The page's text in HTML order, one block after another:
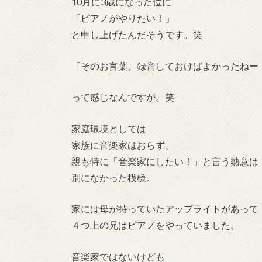
「ピアノがやりたい！」
と申し上げたんだそうです。笑
「そのお言葉、録音しておけばよかったねー
って感じなんですが。笑
家庭環境としては
家族に音楽家はおらず、
親も特に「音楽家にしたい！」と言う熱意は
別になかった模様。
家には母が持っていたアップライトがあって
４つ上の兄はピアノをやっていました。
音楽家ではないけども